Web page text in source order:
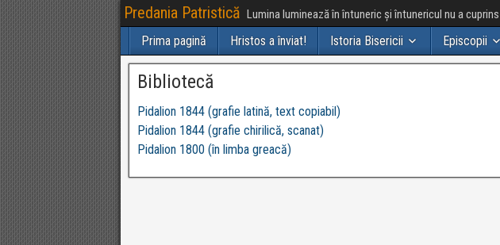
Predania Patristică Lumina luminează în întuneric și întunericul nu a
Prima pagină Hristos a înviat! Istoria Bisericii Episcopii
Bibliotecă
Pidalion 1844 (grafie latină, text copiabil)
Pidalion 1844 (grafie chirilică, scanat)
Pidalion 1800 (în limba greacă)